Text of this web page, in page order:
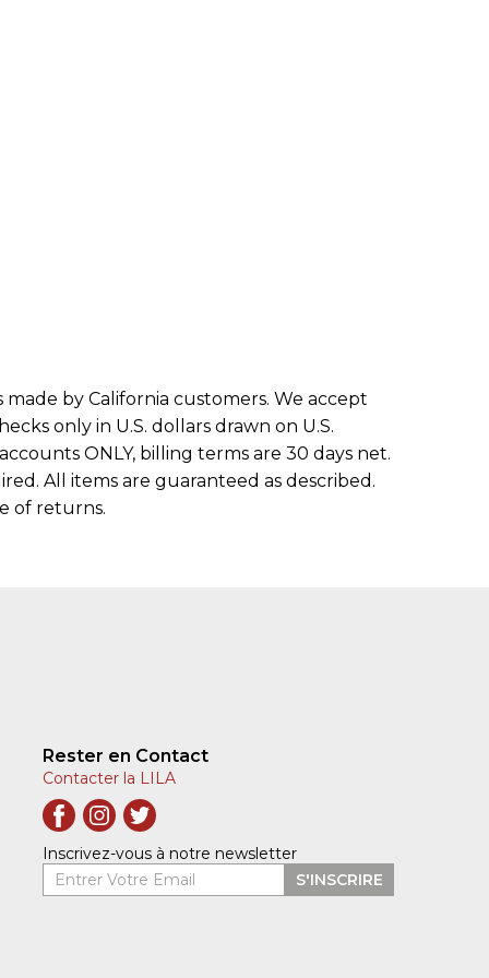
by California customers. We accept
only in U.S. dollars drawn on U.S.
ONLY, billing terms are 30 days net.
All items are guaranteed as described.
of returns.
Rester en Contact
Contacter la LILA
Inscrivez-vous à notre newsletter
Entrer Votre Email
S'INSCRIRE